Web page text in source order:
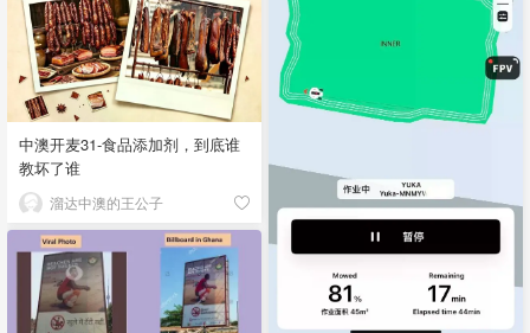
中澳开麦31-食品添加剂，到底谁
教坏了谁
溜达中澳的王公子